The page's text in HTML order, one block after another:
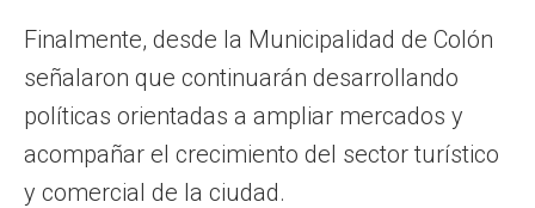
Finalmente, desde la Municipalidad de Colón
señalaron que continuarán desarrollando
políticas orientadas a ampliar mercados y
acompañar el crecimiento del sector turístico
y comercial de la ciudad.